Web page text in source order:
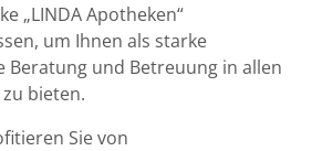
„LINDA Apotheken“
um Ihnen als starke
Beratung und Betreuung in allen
bieten.
Sie von